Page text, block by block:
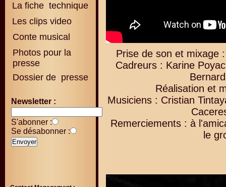
La fiche technique
Les clips video
Conte musical
Photos pour la
presse
Dossier de presse
Newsletter :
S'abonner :
Se désabonner :
Prise de son et mixage
Cadreurs : Karine
Réalisation et
Musiciens : Cristian
Remerciements : à
le